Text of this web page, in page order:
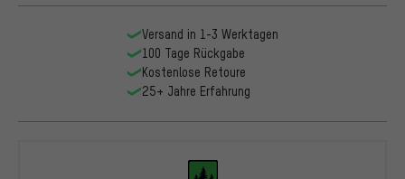
Versand in 1-3 Werktagen
100 Tage Rückgabe
Kostenlose Retoure
25+ Jahre Erfahrung